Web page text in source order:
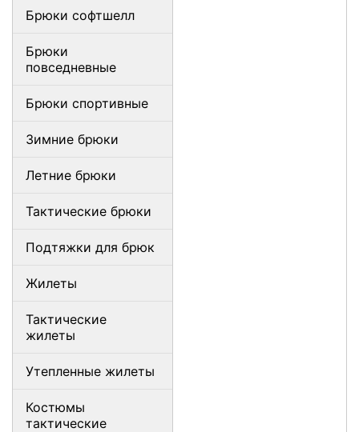
Брюки софтшелл
Брюки
повседневные
Брюки спортивные
Зимние брюки
Летние брюки
Тактические брюки
Подтяжки для брюк
Жилеты
Тактические
жилеты
Утепленные жилеты
Костюмы
тактические